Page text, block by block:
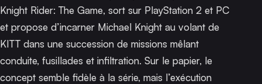
Knight Rider: The Game, sort sur PlayStation 2 et PC
et propose d’incarner Michael Knight au volant de
KITT dans une succession de missions mêlant
conduite, fusillades et infiltration. Sur le papier, le
concept semble fidèle à la série, mais l’exécution